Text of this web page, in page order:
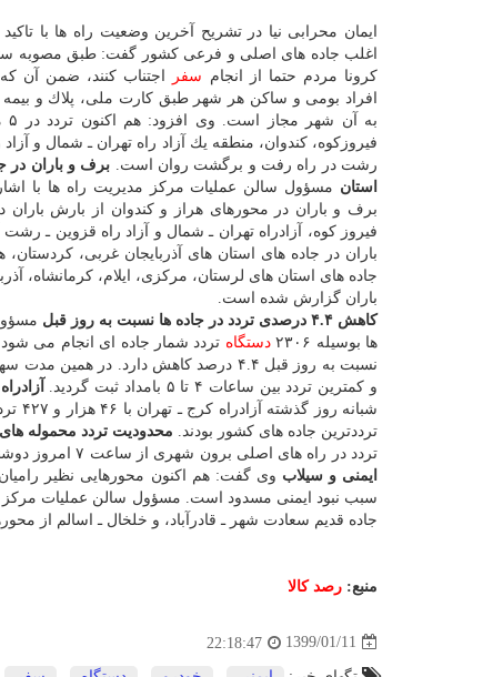
ایمان محرابی نیا در تشریح آخرین وضعیت راه ها با تاكید
اغلب جاده های اصلی و فرعی كشور گفت: طبق مصوبه
كرونا مردم حتما از انجام سفر
اجتناب كنند، ضمن آن
افراد بومی و ساكن هر شهر طبق كارت ملی، پلاك و بیمه
به
فیروزكوه، كندوان، منطقه یك آزاد راه تهران ـ شمال و آزاد
رشت در راه رفت و برگشت روان است.
استان مسؤول سالن عملیات مركز مدیریت راه ها با
برف و باران در محورهای هراز و كندوان از بارش باران
فیروز كوه، آزادراه تهران ـ شمال و آزاد راه قزوین ـ
باران در جاده های استان های آذربایجان غربی،
جاده های استان های لرستان، مركزی، ایلام، كرمانشاه،
باران گزارش شده است.
كاهش ۴.۴ درصدی تردد در جاده ها نسبت به روز قبل
ها بوسیله ۲۳۰۶
دستگاه تردد شمار جاده ای انجام می
و كمترین تردد بین ساعات ۴ تا ۵ بامداد ثبت گردید.
ترددترین جاده های كشور بودند. محدودیت تردد محموله های
تردد در راه های اصلی برون شهری از ساعت ۷ امروز دوشنبه ۱۱ فروردین تا ساعت ۷ روز شنبه ۱۶ فروردین ندارد.
ایمنی و سیلاب وی گفت: هم اكنون محورهایی نظیر
جاده قدیم سعادت شهر ـ قادرآباد، و خلخال ـ اسالم از
منبع: رصد كالا
1399/01/11
22:18:47